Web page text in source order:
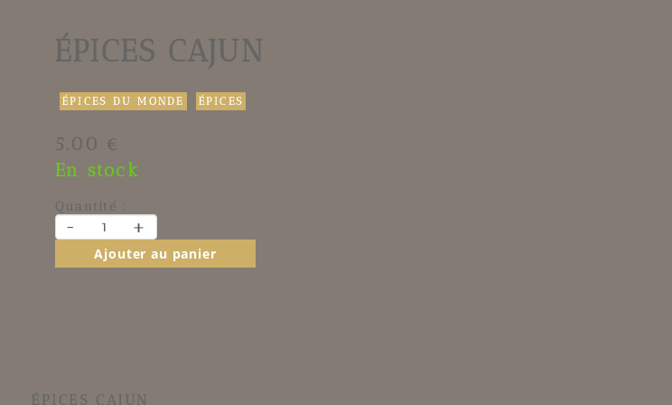
ÉPICES CAJUN
ÉPICES DU MONDE ÉPICES
5.00 €
En stock
Quantité :
- +
Ajouter au panier
ÉPICES CAJUN